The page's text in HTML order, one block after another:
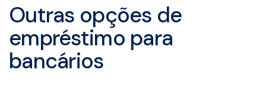
Outras opções de
empréstimo para
bancários